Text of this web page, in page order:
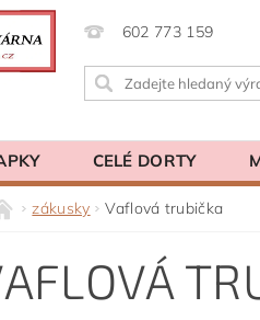
602 773 159
CELÉ DORTY
zákusky Vaflová trubička